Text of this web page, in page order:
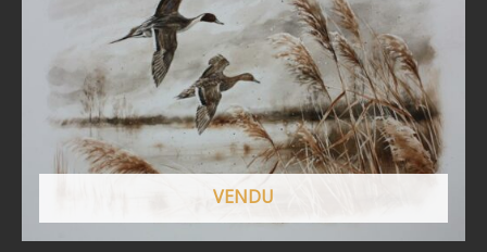
VENDU